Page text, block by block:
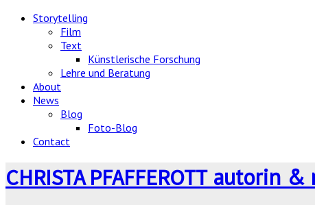
Storytelling
Film
Text
Künstlerische Forschung
Lehre und Beratung
About
News
Blog
Foto-Blog
Contact
CHRISTA PFAFFEROTT autorin &